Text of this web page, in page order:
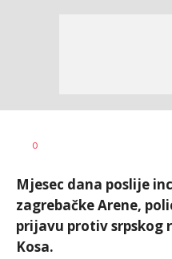
0
Mjesec dana poslije
zagrebačke Arene,
prijavu protiv srpskog
Kosa.